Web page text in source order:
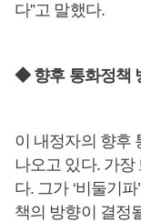
다”고 말했다.
◆ 향후 통화정책
이 내정자의 향후
나오고 있다. 가장
다. 그가 ‘비둘기
책의 방향이 결정